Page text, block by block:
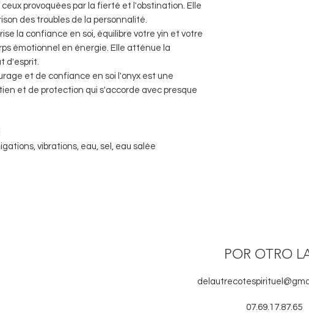
provoquées par la fierté et l'obstination. Elle
des troubles de la personnalité.
la confiance en soi, équilibre votre yin et votre
émotionnel en énergie. Elle atténue la
d'esprit.
et de confiance en soi l'onyx est une
et de protection qui s'accorde avec presque
vibrations, eau, sel, eau salée
POR OTRO
07.69.17.87.65